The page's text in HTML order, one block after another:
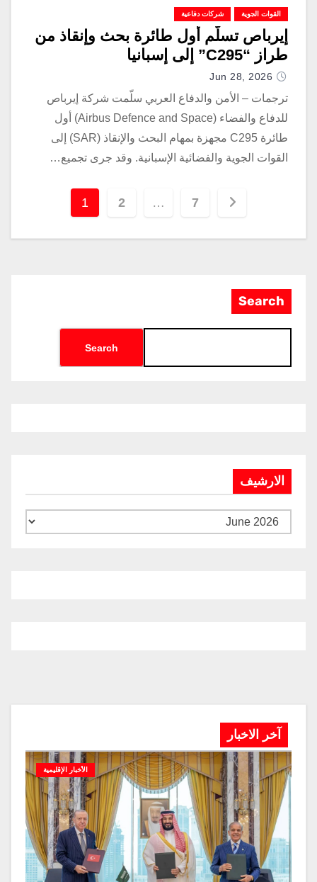
القوات الجوية شركات دفاعية
إيرباص تسلّم أول طائرة بحث وإنقاذ من
طراز “C295” إلى إسبانيا
Jun 28, 2026
ترجمات – الأمن والدفاع العربي سلّمت شركة إيرباص
للدفاع والفضاء (Airbus Defence and Space) أول
طائرة C295 مجهزة بمهام البحث والإنقاذ (SAR) إلى
القوات الجوية والفضائية الإسبانية. وقد جرى تجميع…
1 2 … 7
Search
Search
الارشيف
آخر الاخبار
الأخبار الإقليمية